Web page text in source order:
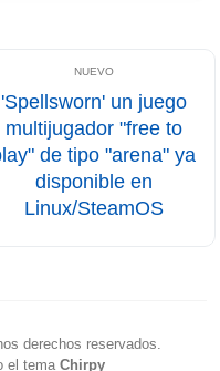
'Spellsworn' un juego
multijugador "free to
de tipo "arena" ya
disponible en
Linux/SteamOS
derechos reservados.
el tema Chirpy